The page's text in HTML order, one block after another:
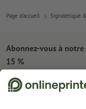
Page d'accueil Signalétique
Abonnez-vous à
15 %